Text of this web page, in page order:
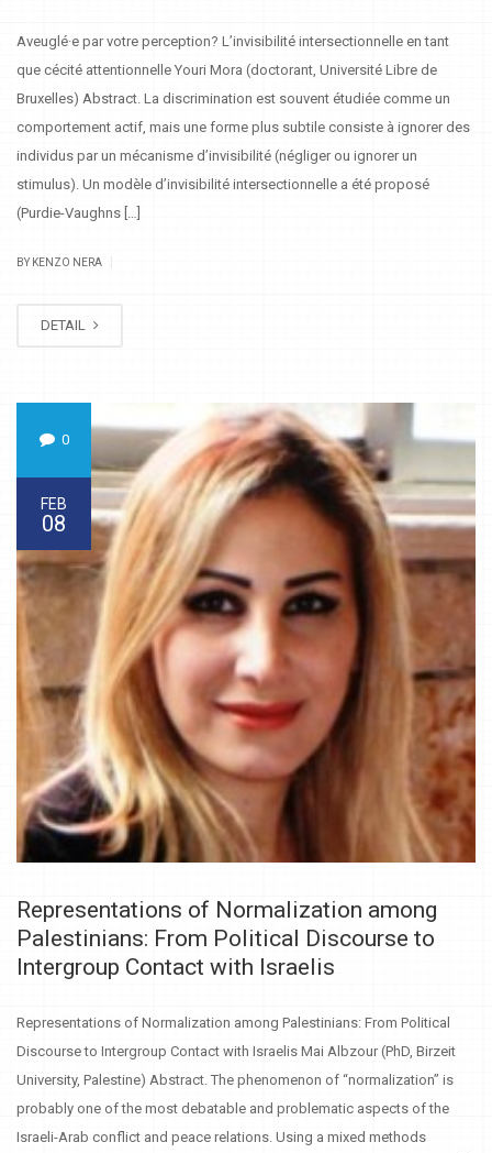
Aveuglé·e par votre perception? L’invisibilité intersectionnelle en tant
que cécité attentionnelle Youri Mora (doctorant, Université Libre de
Bruxelles) Abstract. La discrimination est souvent étudiée comme un
comportement actif, mais une forme plus subtile consiste à ignorer des
individus par un mécanisme d’invisibilité (négliger ou ignorer un
stimulus). Un modèle d’invisibilité intersectionnelle a été proposé
(Purdie-Vaughns […]
BY KENZO NERA
DETAIL
0
FEB
08
Representations of Normalization among
Palestinians: From Political Discourse to
Intergroup Contact with Israelis
Representations of Normalization among Palestinians: From Political
Discourse to Intergroup Contact with Israelis Mai Albzour (PhD, Birzeit
University, Palestine) Abstract. The phenomenon of “normalization” is
probably one of the most debatable and problematic aspects of the
Israeli-Arab conflict and peace relations. Using a mixed methods